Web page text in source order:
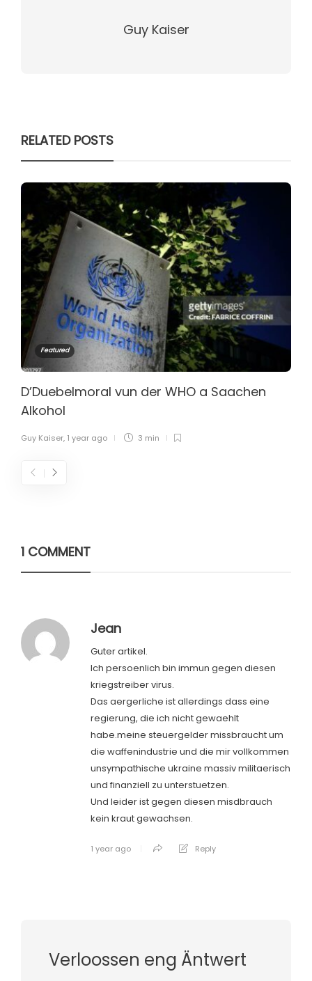
Guy Kaiser
RELATED POSTS
Featured
D’Duebelmoral vun der WHO a Saachen
Alkohol
Guy Kaiser, 1 year ago 3 min
1 COMMENT
Jean
Guter artikel.
Ich persoenlich bin immun gegen diesen
kriegstreiber virus.
Das aergerliche ist allerdings dass eine
regierung, die ich nicht gewaehlt
habe.meine steuergelder missbraucht um
die waffenindustrie und die mir vollkommen
unsympathische ukraine massiv militaerisch
und finanziell zu unterstuetzen.
Und leider ist gegen diesen misdbrauch
kein kraut gewachsen.
1 year ago Reply
Verloossen eng Äntwert